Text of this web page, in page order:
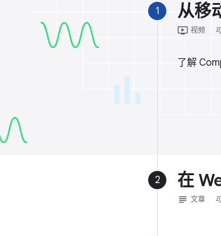
1 从移
ondemand_video 视频
了解
2 在
subject 文章